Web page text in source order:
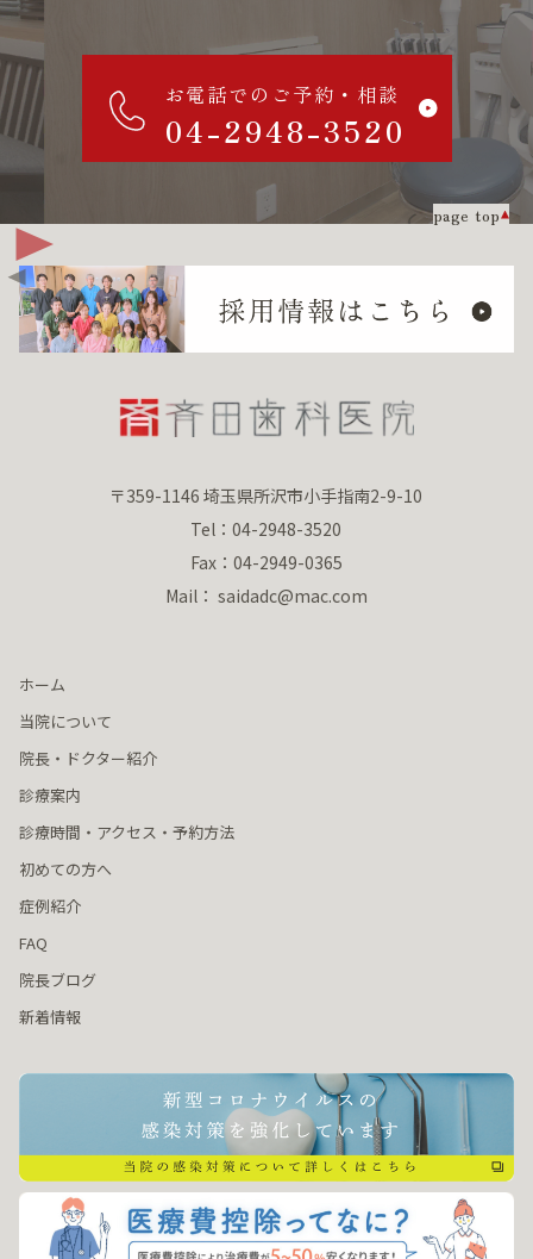
お電話でのご予約・相談
04-2948-3520
page top
〒359-1146 埼玉県所沢市小手指南2-9-10
Tel：04-2948-3520
Fax：04-2949-0365
Mail： saidadc@mac.com
ホーム
当院について
院長・ドクター紹介
診療案内
診療時間・アクセス・予約方法
初めての方へ
症例紹介
FAQ
院長ブログ
新着情報